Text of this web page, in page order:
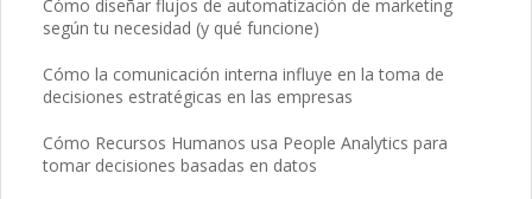
Cómo diseñar flujos de automatización de marketing
según tu necesidad (y qué funcione)
Cómo la comunicación interna influye en la toma de
decisiones estratégicas en las empresas
Cómo Recursos Humanos usa People Analytics para
tomar decisiones basadas en datos